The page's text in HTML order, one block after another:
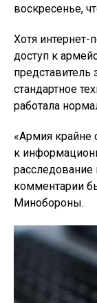
воскресенье,
Хотя интернет-
доступ к
представитель
стандартное
работала
«Армия крайне
к
комментарии
Минобороны.